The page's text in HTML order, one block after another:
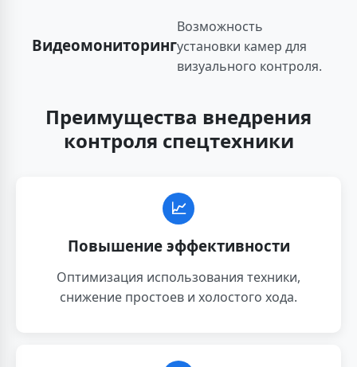
Видеомониторинг
Возможность
установки камер для
визуального контроля.
Преимущества внедрения
контроля спецтехники
📈
Повышение эффективности
Оптимизация использования техники,
снижение простоев и холостого хода.